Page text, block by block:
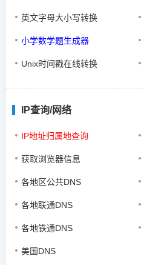
英文字母大小写转换
小学数学题生成器
Unix时间戳在线转换
IP查询/网络
IP地址归属地查询
获取浏览器信息
各地区公共DNS
各地联通DNS
各地铁通DNS
美国DNS